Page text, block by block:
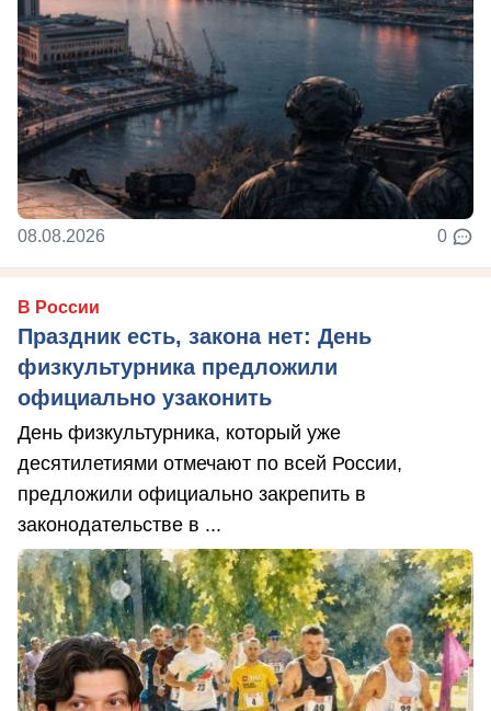
08.08.2026 0
В России
Праздник есть, закона нет: День
физкультурника предложили
официально узаконить
День физкультурника, который уже
десятилетиями отмечают по всей России,
предложили официально закрепить в
законодательстве в ...